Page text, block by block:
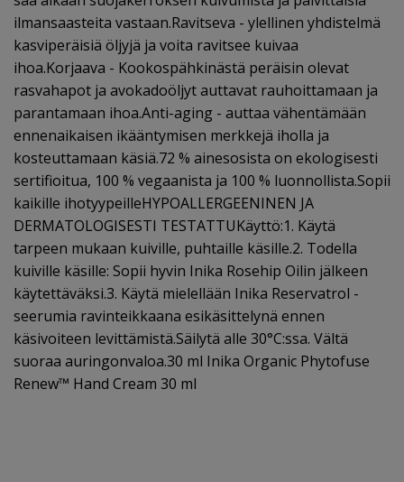
ilmansaasteita vastaan.Ravitseva - ylellinen yhdistelmä
kasviperäisiä öljyjä ja voita ravitsee kuivaa
ihoa.Korjaava - Kookospähkinästä peräisin olevat
rasvahapot ja avokadoöljyt auttavat rauhoittamaan ja
parantamaan ihoa.Anti-aging - auttaa vähentämään
ennenaikaisen ikääntymisen merkkejä iholla ja
kosteuttamaan käsiä.72 % ainesosista on ekologisesti
sertifioitua, 100 % vegaanista ja 100 % luonnollista.Sopii
kaikille ihotyypeilleHYPOALLERGEENINEN JA
DERMATOLOGISESTI TESTATTUKäyttö:1. Käytä
tarpeen mukaan kuiville, puhtaille käsille.2. Todella
kuiville käsille: Sopii hyvin Inika Rosehip Oilin jälkeen
käytettäväksi.3. Käytä mielellään Inika Reservatrol -
seerumia ravinteikkaana esikäsittelynä ennen
käsivoiteen levittämistä.Säilytä alle 30°C:ssa. Vältä
suoraa auringonvaloa.30 ml Inika Organic Phytofuse
Renew™ Hand Cream 30 ml